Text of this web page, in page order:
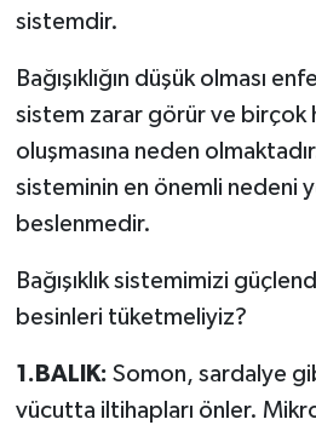
sistemdir.
Bağışıklığın düşük olması
sistem zarar görür ve birçok
oluşmasına neden
sisteminin en önemli nedeni
beslenmedir.
Bağışıklık sistemimizi
besinleri tüketmeliyiz?
1.BALIK: Somon, sardalye
vücutta iltihapları önler.
Turizm